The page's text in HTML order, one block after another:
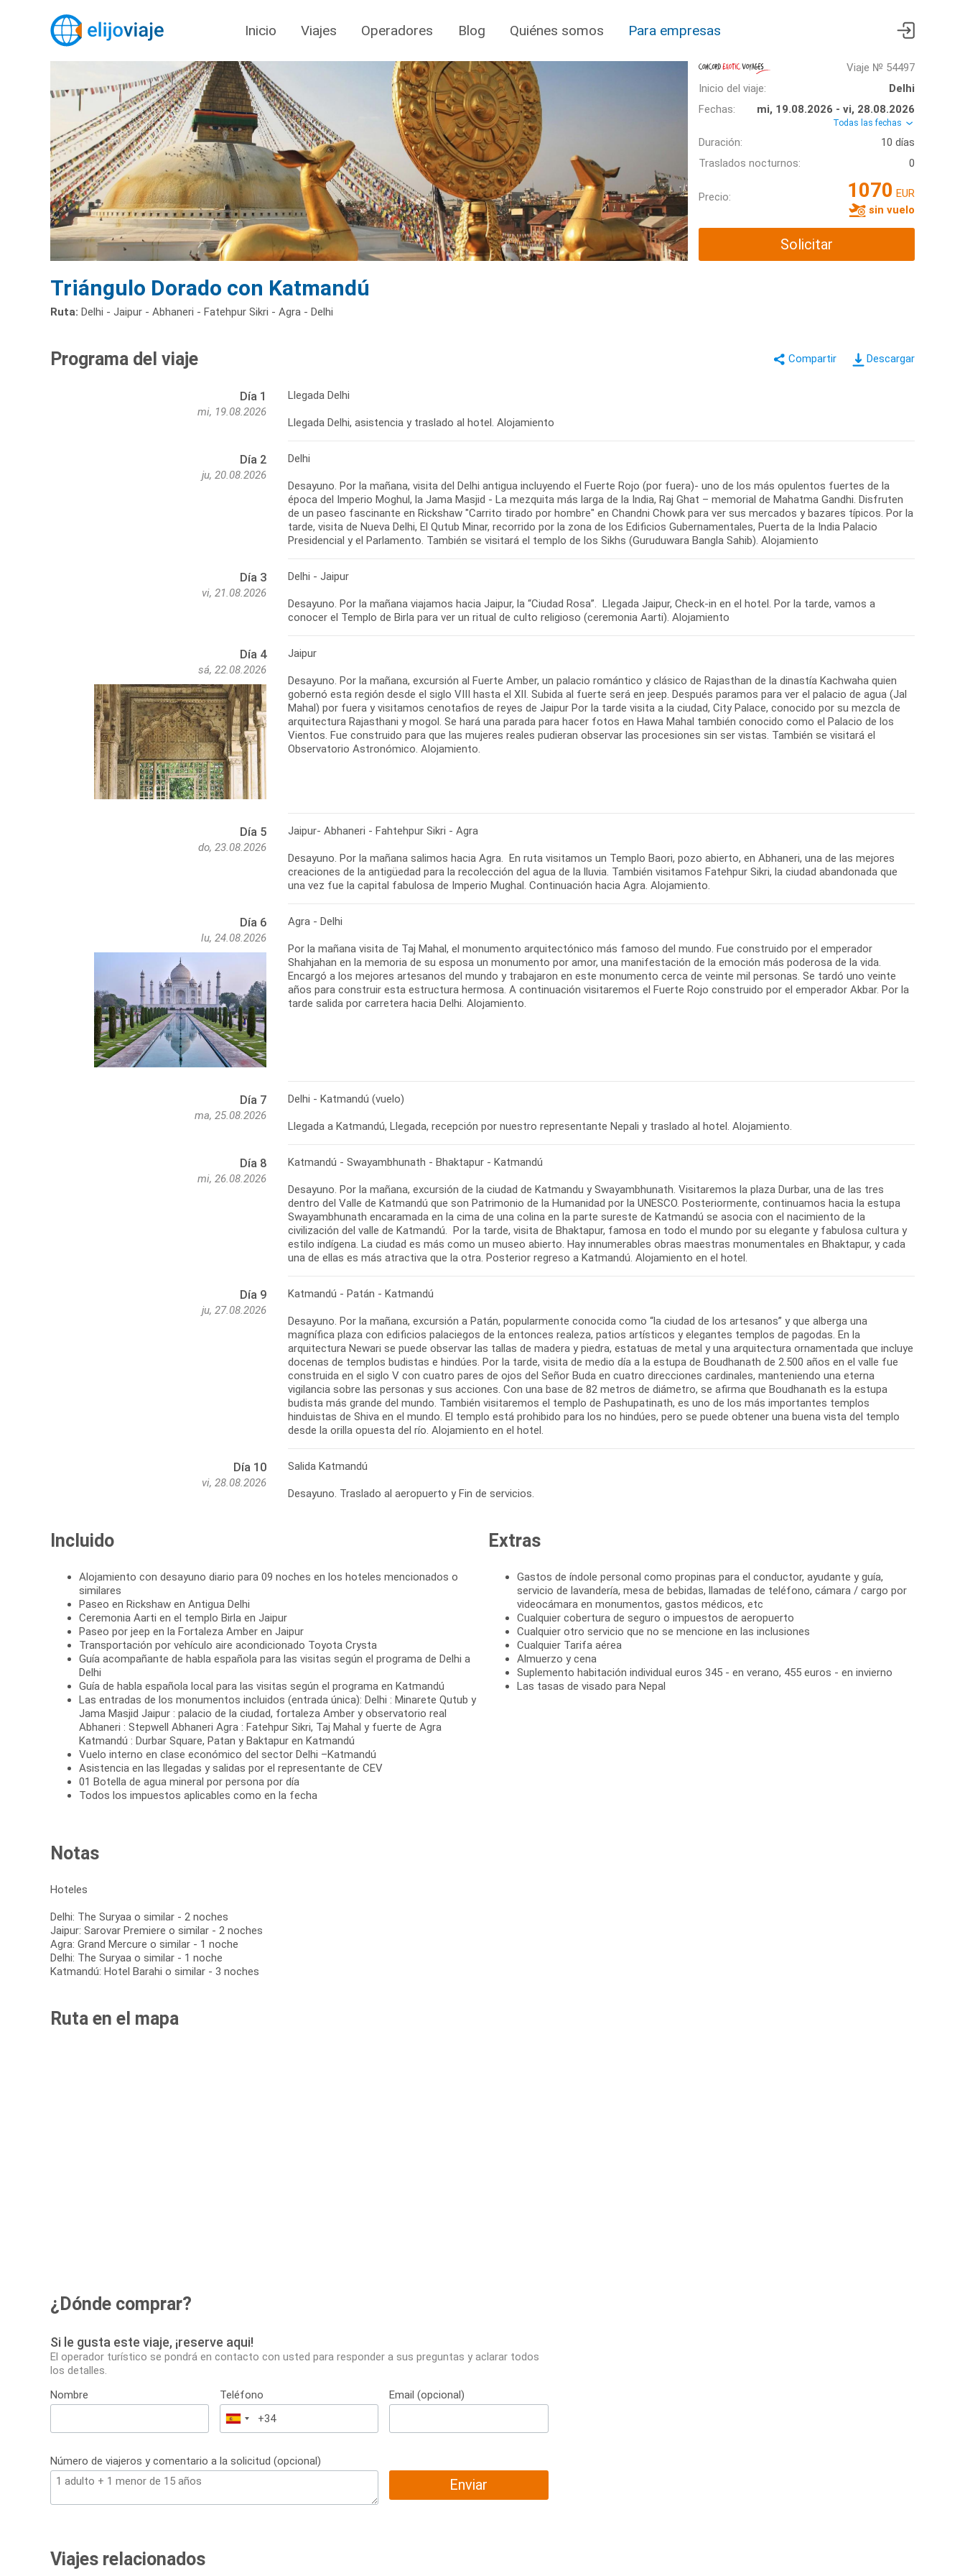
Inicio Viajes Operadores Blog Quiénes somos Para empresas
Viaje № 54497
Inicio del viaje:
Delhi
Fechas:
mi, 19.08.2026 - vi, 28.08.2026
Todas las fechas
Duración:
10 días
Traslados nocturnos:
0
Precio: 1070 EUR
sin vuelo
Solicitar
Triángulo Dorado con Katmandú
Ruta: Delhi - Jaipur - Abhaneri - Fatehpur Sikri - Agra - Delhi
Descargar
Programa del viaje
Día 1
mi, 19.08.2026
Llegada Delhi
Llegada Delhi, asistencia y traslado al hotel. Alojamiento
Día 2
ju, 20.08.2026
Delhi
Desayuno. Por la mañana, visita del Delhi antigua incluyendo el Fuerte Rojo (por fuera)- uno de los más opulentos fuertes de la
época del Imperio Moghul, la Jama Masjid - La mezquita más larga de la India, Raj Ghat – memorial de Mahatma Gandhi. Disfruten
de un paseo fascinante en Rickshaw "Carrito tirado por hombre" en Chandni Chowk para ver sus mercados y bazares típicos. Por la
tarde, visita de Nueva Delhi, El Qutub Minar, recorrido por la zona de los Edificios Gubernamentales, Puerta de la India Palacio
Presidencial y el Parlamento. También se visitará el templo de los Sikhs (Guruduwara Bangla Sahib). Alojamiento
Día 3
vi, 21.08.2026
Delhi - Jaipur
Desayuno. Por la mañana viajamos hacia Jaipur, la “Ciudad Rosa”. Llegada Jaipur, Check-in en el hotel. Por la tarde, vamos a
conocer el Templo de Birla para ver un ritual de culto religioso (ceremonia Aarti). Alojamiento
Día 4
sá, 22.08.2026
Jaipur
Desayuno. Por la mañana, excursión al Fuerte Amber, un palacio romántico y clásico de Rajasthan de la dinastía Kachwaha quien
gobernó esta región desde el siglo VIII hasta el XII. Subida al fuerte será en jeep. Después paramos para ver el palacio de agua (Jal
Mahal) por fuera y visitamos cenotafios de reyes de Jaipur Por la tarde visita a la ciudad, City Palace, conocido por su mezcla de
arquitectura Rajasthani y mogol. Se hará una parada para hacer fotos en Hawa Mahal también conocido como el Palacio de los
Vientos. Fue construido para que las mujeres reales pudieran observar las procesiones sin ser vistas. También se visitará el
Observatorio Astronómico. Alojamiento.
Día 5
do, 23.08.2026
Jaipur- Abhaneri - Fahtehpur Sikri - Agra
Desayuno. Por la mañana salimos hacia Agra. En ruta visitamos un Templo Baori, pozo abierto, en Abhaneri, una de las mejores
creaciones de la antigüedad para la recolección del agua de la lluvia. También visitamos Fatehpur Sikri, la ciudad abandonada que
una vez fue la capital fabulosa de Imperio Mughal. Continuación hacia Agra. Alojamiento.
Día 6
lu, 24.08.2026
Agra - Delhi
Por la mañana visita de Taj Mahal, el monumento arquitectónico más famoso del mundo. Fue construido por el emperador
Shahjahan en la memoria de su esposa un monumento por amor, una manifestación de la emoción más poderosa de la vida.
Encargó a los mejores artesanos del mundo y trabajaron en este monumento cerca de veinte mil personas. Se tardó uno veinte
años para construir esta estructura hermosa. A continuación visitaremos el Fuerte Rojo construido por el emperador Akbar. Por la
tarde salida por carretera hacia Delhi. Alojamiento.
Día 7
ma, 25.08.2026
Delhi - Katmandú (vuelo)
Llegada a Katmandú, Llegada, recepción por nuestro representante Nepali y traslado al hotel. Alojamiento.
Día 8
mi, 26.08.2026
Katmandú - Swayambhunath - Bhaktapur - Katmandú
Desayuno. Por la mañana, excursión de la ciudad de Katmandu y Swayambhunath. Visitaremos la plaza Durbar, una de las tres
dentro del Valle de Katmandú que son Patrimonio de la Humanidad por la UNESCO. Posteriormente, continuamos hacia la estupa
Swayambhunath encaramada en la cima de una colina en la parte sureste de Katmandú se asocia con el nacimiento de la
civilización del valle de Katmandú. Por la tarde, visita de Bhaktapur, famosa en todo el mundo por su elegante y fabulosa cultura y
estilo indígena. La ciudad es más como un museo abierto. Hay innumerables obras maestras monumentales en Bhaktapur, y cada
una de ellas es más atractiva que la otra. Posterior regreso a Katmandú. Alojamiento en el hotel.
Día 9
ju, 27.08.2026
Katmandú - Patán - Katmandú
Desayuno. Por la mañana, excursión a Patán, popularmente conocida como “la ciudad de los artesanos” y que alberga una
magnífica plaza con edificios palaciegos de la entonces realeza, patios artísticos y elegantes templos de pagodas. En la
arquitectura Newari se puede observar las tallas de madera y piedra, estatuas de metal y una arquitectura ornamentada que incluye
docenas de templos budistas e hindúes. Por la tarde, visita de medio día a la estupa de Boudhanath de 2.500 años en el valle fue
construida en el siglo V con cuatro pares de ojos del Señor Buda en cuatro direcciones cardinales, manteniendo una eterna
vigilancia sobre las personas y sus acciones. Con una base de 82 metros de diámetro, se afirma que Boudhanath es la estupa
budista más grande del mundo. También visitaremos el templo de Pashupatinath, es uno de los más importantes templos
hinduistas de Shiva en el mundo. El templo está prohibido para los no hindúes, pero se puede obtener una buena vista del templo
desde la orilla opuesta del río. Alojamiento en el hotel.
Día 10
vi, 28.08.2026
Salida Katmandú
Desayuno. Traslado al aeropuerto y Fin de servicios.
Incluido
Alojamiento con desayuno diario para 09 noches en los hoteles mencionados o
similares
Paseo en Rickshaw en Antigua Delhi
Ceremonia Aarti en el templo Birla en Jaipur
Paseo por jeep en la Fortaleza Amber en Jaipur
Transportación por vehículo aire acondicionado Toyota Crysta
Guía acompañante de habla española para las visitas según el programa de Delhi a
Delhi
Guía de habla española local para las visitas según el programa en Katmandú
Las entradas de los monumentos incluidos (entrada única): Delhi : Minarete Qutub y
Jama Masjid Jaipur : palacio de la ciudad, fortaleza Amber y observatorio real
Abhaneri : Stepwell Abhaneri Agra : Fatehpur Sikri, Taj Mahal y fuerte de Agra
Katmandú : Durbar Square, Patan y Baktapur en Katmandú
Vuelo interno en clase económico del sector Delhi –Katmandú
Asistencia en las llegadas y salidas por el representante de CEV
01 Botella de agua mineral por persona por día
Todos los impuestos aplicables como en la fecha
Extras
Gastos de índole personal como propinas para el conductor, ayudante y guía,
servicio de lavandería, mesa de bebidas, llamadas de teléfono, cámara / cargo por
videocámara en monumentos, gastos médicos, etc
Cualquier cobertura de seguro o impuestos de aeropuerto
Cualquier otro servicio que no se mencione en las inclusiones
Cualquier Tarifa aérea
Almuerzo y cena
Suplemento habitación individual euros 345 - en verano, 455 euros - en invierno
Las tasas de visado para Nepal
Notas
Hoteles
Delhi: The Suryaa o similar - 2 noches
Jaipur: Sarovar Premiere o similar - 2 noches
Agra: Grand Mercure o similar - 1 noche
Delhi: The Suryaa o similar - 1 noche
Katmandú: Hotel Barahi o similar - 3 noches
Ruta en el mapa
¿Dónde comprar?
Si le gusta este viaje, ¡reserve aqui!
El operador turístico se pondrá en contacto con usted para responder a sus preguntas y aclarar todos
los detalles.
Nombre
Teléfono
España
+34
Email (opcional)
Número de viajeros y comentario a la solicitud (opcional)
Enviar
Viajes relacionados